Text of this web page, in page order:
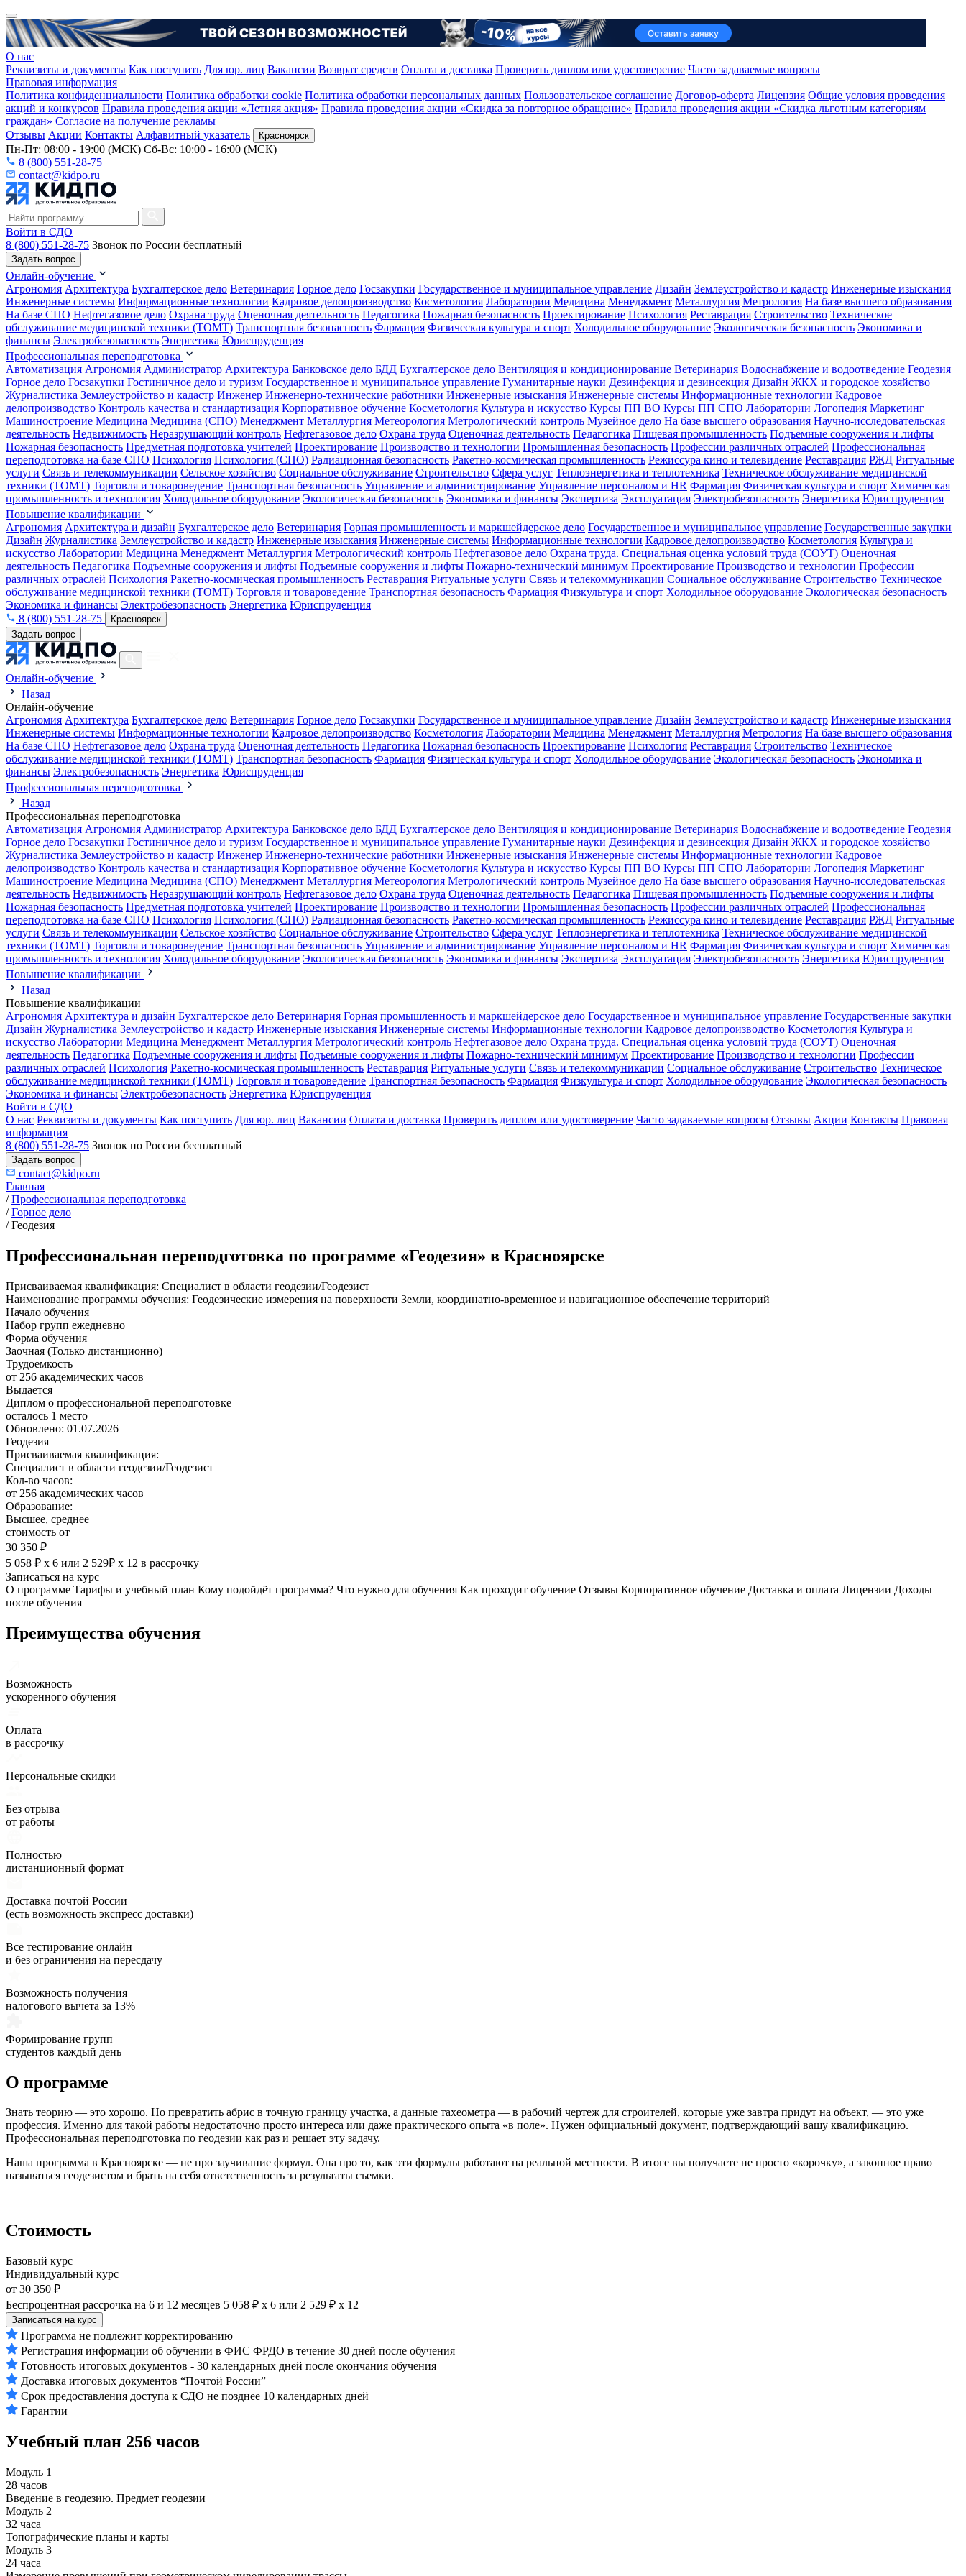
О нас
Реквизиты и документы Как поступить Для юр. лиц Вакансии Возврат средств Оплата и доставка Проверить диплом или удостоверение Часто задаваемые вопросы
Правовая информация
Политика конфиденциальности Политика обработки cookie Политика обработки персональных данных Пользовательское соглашение Договор-оферта Лицензия Общие условия проведения
акций и конкурсов Правила проведения акции «Летняя акция» Правила проведения акции «Скидка за повторное обращение» Правила проведения акции «Скидка льготным категориям
граждан» Согласие на получение рекламы
Отзывы Акции Контакты Алфавитный указатель Красноярск
Пн-Пт: 08:00 - 19:00 (МСК) Сб-Вс: 10:00 - 16:00 (МСК)
8 (800) 551-28-75
contact@kidpo.ru
Войти в СДО
8 (800) 551-28-75 Звонок по России бесплатный
Задать вопрос
Онлайн-обучение
Агрономия Архитектура Бухгалтерское дело Ветеринария Горное дело Госзакупки Государственное и муниципальное управление Дизайн Землеустройство и кадастр Инженерные изыскания
Инженерные системы Информационные технологии Кадровое делопроизводство Косметология Лаборатории Медицина Менеджмент Металлургия Метрология На базе высшего образования
На базе СПО Нефтегазовое дело Охрана труда Оценочная деятельность Педагогика Пожарная безопасность Проектирование Психология Реставрация Строительство Техническое
обслуживание медицинской техники (ТОМТ) Транспортная безопасность Фармация Физическая культура и спорт Холодильное оборудование Экологическая безопасность Экономика и
финансы Электробезопасность Энергетика Юриспруденция
Профессиональная переподготовка
Автоматизация Агрономия Администратор Архитектура Банковское дело БДД Бухгалтерское дело Вентиляция и кондиционирование Ветеринария Водоснабжение и водоотведение Геодезия
Горное дело Госзакупки Гостиничное дело и туризм Государственное и муниципальное управление Гуманитарные науки Дезинфекция и дезинсекция Дизайн ЖКХ и городское хозяйство
Журналистика Землеустройство и кадастр Инженер Инженерно-технические работники Инженерные изыскания Инженерные системы Информационные технологии Кадровое
делопроизводство Контроль качества и стандартизация Корпоративное обучение Косметология Культура и искусство Курсы ПП ВО Курсы ПП СПО Лаборатории Логопедия Маркетинг
Машиностроение Медицина Медицина (СПО) Менеджмент Металлургия Метеорология Метрологический контроль Музейное дело На базе высшего образования Научно-исследовательская
деятельность Недвижимость Неразрушающий контроль Нефтегазовое дело Охрана труда Оценочная деятельность Педагогика Пищевая промышленность Подъемные сооружения и лифты
Пожарная безопасность Предметная подготовка учителей Проектирование Производство и технологии Промышленная безопасность Профессии различных отраслей Профессиональная
переподготовка на базе СПО Психология Психология (СПО) Радиационная безопасность Ракетно-космическая промышленность Режиссура кино и телевидение Реставрация РЖД Ритуальные
услуги Связь и телекоммуникации Сельское хозяйство Социальное обслуживание Строительство Сфера услуг Теплоэнергетика и теплотехника Техническое обслуживание медицинской
техники (ТОМТ) Торговля и товароведение Транспортная безопасность Управление и администрирование Управление персоналом и HR Фармация Физическая культура и спорт Химическая
промышленность и технология Холодильное оборудование Экологическая безопасность Экономика и финансы Экспертиза Эксплуатация Электробезопасность Энергетика Юриспруденция
Повышение квалификации
Агрономия Архитектура и дизайн Бухгалтерское дело Ветеринария Горная промышленность и маркшейдерское дело Государственное и муниципальное управление Государственные закупки
Дизайн Журналистика Землеустройство и кадастр Инженерные изыскания Инженерные системы Информационные технологии Кадровое делопроизводство Косметология Культура и
искусство Лаборатории Медицина Менеджмент Металлургия Метрологический контроль Нефтегазовое дело Охрана труда. Специальная оценка условий труда (СОУТ) Оценочная
деятельность Педагогика Подъемные сооружения и лифты Подъемные сооружения и лифты Пожарно-технический минимум Проектирование Производство и технологии Профессии
различных отраслей Психология Ракетно-космическая промышленность Реставрация Ритуальные услуги Связь и телекоммуникации Социальное обслуживание Строительство Техническое
обслуживание медицинской техники (ТОМТ) Торговля и товароведение Транспортная безопасность Фармация Физкультура и спорт Холодильное оборудование Экологическая безопасность
Экономика и финансы Электробезопасность Энергетика Юриспруденция
8 (800) 551-28-75
Красноярск
Задать вопрос
Онлайн-обучение
Назад
Онлайн-обучение
Агрономия Архитектура Бухгалтерское дело Ветеринария Горное дело Госзакупки Государственное и муниципальное управление Дизайн Землеустройство и кадастр Инженерные изыскания
Инженерные системы Информационные технологии Кадровое делопроизводство Косметология Лаборатории Медицина Менеджмент Металлургия Метрология На базе высшего образования
На базе СПО Нефтегазовое дело Охрана труда Оценочная деятельность Педагогика Пожарная безопасность Проектирование Психология Реставрация Строительство Техническое
обслуживание медицинской техники (ТОМТ) Транспортная безопасность Фармация Физическая культура и спорт Холодильное оборудование Экологическая безопасность Экономика и
финансы Электробезопасность Энергетика Юриспруденция
Профессиональная переподготовка
Назад
Профессиональная переподготовка
Автоматизация Агрономия Администратор Архитектура Банковское дело БДД Бухгалтерское дело Вентиляция и кондиционирование Ветеринария Водоснабжение и водоотведение Геодезия
Горное дело Госзакупки Гостиничное дело и туризм Государственное и муниципальное управление Гуманитарные науки Дезинфекция и дезинсекция Дизайн ЖКХ и городское хозяйство
Журналистика Землеустройство и кадастр Инженер Инженерно-технические работники Инженерные изыскания Инженерные системы Информационные технологии Кадровое
делопроизводство Контроль качества и стандартизация Корпоративное обучение Косметология Культура и искусство Курсы ПП ВО Курсы ПП СПО Лаборатории Логопедия Маркетинг
Машиностроение Медицина Медицина (СПО) Менеджмент Металлургия Метеорология Метрологический контроль Музейное дело На базе высшего образования Научно-исследовательская
деятельность Недвижимость Неразрушающий контроль Нефтегазовое дело Охрана труда Оценочная деятельность Педагогика Пищевая промышленность Подъемные сооружения и лифты
Пожарная безопасность Предметная подготовка учителей Проектирование Производство и технологии Промышленная безопасность Профессии различных отраслей Профессиональная
переподготовка на базе СПО Психология Психология (СПО) Радиационная безопасность Ракетно-космическая промышленность Режиссура кино и телевидение Реставрация РЖД Ритуальные
услуги Связь и телекоммуникации Сельское хозяйство Социальное обслуживание Строительство Сфера услуг Теплоэнергетика и теплотехника Техническое обслуживание медицинской
техники (ТОМТ) Торговля и товароведение Транспортная безопасность Управление и администрирование Управление персоналом и HR Фармация Физическая культура и спорт Химическая
промышленность и технология Холодильное оборудование Экологическая безопасность Экономика и финансы Экспертиза Эксплуатация Электробезопасность Энергетика Юриспруденция
Повышение квалификации
Назад
Повышение квалификации
Агрономия Архитектура и дизайн Бухгалтерское дело Ветеринария Горная промышленность и маркшейдерское дело Государственное и муниципальное управление Государственные закупки
Дизайн Журналистика Землеустройство и кадастр Инженерные изыскания Инженерные системы Информационные технологии Кадровое делопроизводство Косметология Культура и
искусство Лаборатории Медицина Менеджмент Металлургия Метрологический контроль Нефтегазовое дело Охрана труда. Специальная оценка условий труда (СОУТ) Оценочная
деятельность Педагогика Подъемные сооружения и лифты Подъемные сооружения и лифты Пожарно-технический минимум Проектирование Производство и технологии Профессии
различных отраслей Психология Ракетно-космическая промышленность Реставрация Ритуальные услуги Связь и телекоммуникации Социальное обслуживание Строительство Техническое
обслуживание медицинской техники (ТОМТ) Торговля и товароведение Транспортная безопасность Фармация Физкультура и спорт Холодильное оборудование Экологическая безопасность
Экономика и финансы Электробезопасность Энергетика Юриспруденция
Войти в СДО
О нас Реквизиты и документы Как поступить Для юр. лиц Вакансии Оплата и доставка Проверить диплом или удостоверение Часто задаваемые вопросы Отзывы Акции Контакты Правовая
информация
8 (800) 551-28-75 Звонок по России бесплатный
Задать вопрос
contact@kidpo.ru
Главная
/ Профессиональная переподготовка
/ Горное дело
/ Геодезия
Профессиональная переподготовка по программе «Геодезия» в Красноярске
Присваиваемая квалификация: Специалист в области геодезии/Геодезист
Наименование программы обучения: Геодезические измерения на поверхности Земли, координатно-временное и навигационное обеспечение территорий
Начало обучения
Набор групп ежедневно
Форма обучения
Заочная (Только дистанционно)
Трудоемкость
от 256 академических часов
Выдается
Диплом о профессиональной переподготовке
осталось 1 место
Обновлено: 01.07.2026
Геодезия
Присваиваемая квалификация:
Специалист в области геодезии/Геодезист
Кол-во часов:
от 256 академических часов
Образование:
Высшее, среднее
стоимость от
30 350 ₽
5 058 ₽ х 6 или 2 529₽ х 12 в рассрочку
Записаться на курс
О программе Тарифы и учебный план Кому подойдёт программа? Что нужно для обучения Как проходит обучение Отзывы Корпоративное обучение Доставка и оплата Лицензии Доходы
после обучения
Преимущества обучения
Возможность
ускоренного обучения
Оплата
в рассрочку
Персональные скидки
Без отрыва
от работы
Полностью
дистанционный формат
Доставка почтой России
(есть возможность экспресс доставки)
Все тестирование онлайн
и без ограничения на пересдачу
Возможность получения
налогового вычета за 13%
Формирование групп
студентов каждый день
О программе
Знать теорию — это хорошо. Но превратить абрис в точную границу участка, а данные тахеометра — в рабочий чертеж для строителей, которые уже завтра придут на объект, — это уже
профессия. Именно для такой работы недостаточно просто интереса или даже практического опыта «в поле». Нужен официальный документ, подтверждающий вашу квалификацию.
Профессиональная переподготовка по геодезии как раз и решает эту задачу.
Наша программа в Красноярске — не про заучивание формул. Она про то, как эти формулы работают на реальной местности. В итоге вы получаете не просто «корочку», а законное право
называться геодезистом и брать на себя ответственность за результаты съемки.
Стоимость
Базовый курс
Индивидуальный курс
от 30 350 ₽
Беспроцентная рассрочка на 6 и 12 месяцев 5 058 ₽ х 6 или 2 529 ₽ х 12
Записаться на курс
Программа не подлежит корректированию
Регистрация информации об обучении в ФИС ФРДО в течение 30 дней после обучения
Готовность итоговых документов - 30 календарных дней после окончания обучения
Доставка итоговых документов “Почтой России”
Срок предоставления доступа к СДО не позднее 10 календарных дней
Гарантии
Учебный план 256 часов
Модуль 1
28 часов
Введение в геодезию. Предмет геодезии
Модуль 2
32 часа
Топографические планы и карты
Модуль 3
24 часа